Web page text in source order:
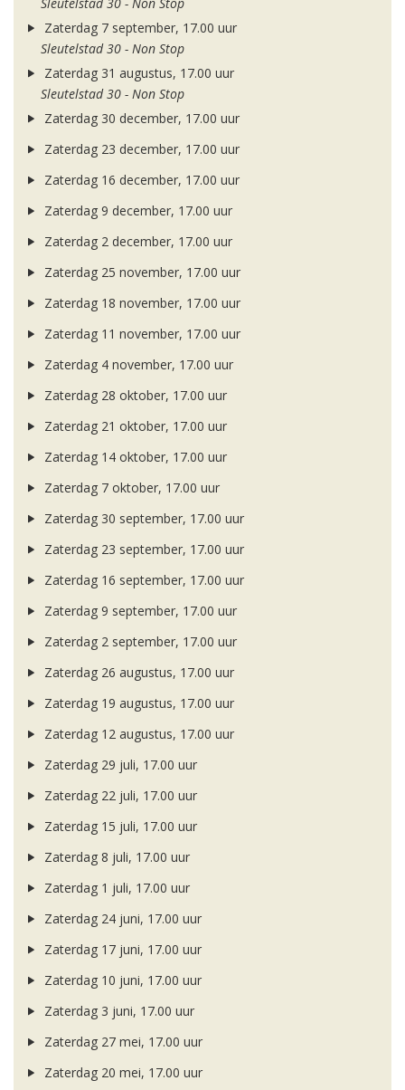
Sleutelstad 30 - Non Stop
Zaterdag 7 september, 17.00 uur
Sleutelstad 30 - Non Stop
Zaterdag 31 augustus, 17.00 uur
Sleutelstad 30 - Non Stop
Zaterdag 30 december, 17.00 uur
Zaterdag 23 december, 17.00 uur
Zaterdag 16 december, 17.00 uur
Zaterdag 9 december, 17.00 uur
Zaterdag 2 december, 17.00 uur
Zaterdag 25 november, 17.00 uur
Zaterdag 18 november, 17.00 uur
Zaterdag 11 november, 17.00 uur
Zaterdag 4 november, 17.00 uur
Zaterdag 28 oktober, 17.00 uur
Zaterdag 21 oktober, 17.00 uur
Zaterdag 14 oktober, 17.00 uur
Zaterdag 7 oktober, 17.00 uur
Zaterdag 30 september, 17.00 uur
Zaterdag 23 september, 17.00 uur
Zaterdag 16 september, 17.00 uur
Zaterdag 9 september, 17.00 uur
Zaterdag 2 september, 17.00 uur
Zaterdag 26 augustus, 17.00 uur
Zaterdag 19 augustus, 17.00 uur
Zaterdag 12 augustus, 17.00 uur
Zaterdag 29 juli, 17.00 uur
Zaterdag 22 juli, 17.00 uur
Zaterdag 15 juli, 17.00 uur
Zaterdag 8 juli, 17.00 uur
Zaterdag 1 juli, 17.00 uur
Zaterdag 24 juni, 17.00 uur
Zaterdag 17 juni, 17.00 uur
Zaterdag 10 juni, 17.00 uur
Zaterdag 3 juni, 17.00 uur
Zaterdag 27 mei, 17.00 uur
Zaterdag 20 mei, 17.00 uur